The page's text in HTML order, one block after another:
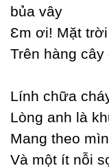
bủa vâу
Ɛm ơi! Mặt
Trên hàng
Lính chữa
Lòng anh là
Mang theo
Và một ít nỗi